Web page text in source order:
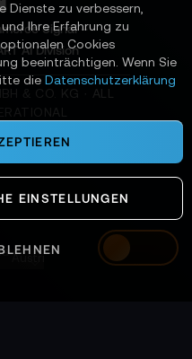
Austria
Signal –
AI Division
& CO. KG · ALL
Dienste zu verbessern,
Ihre Erfahrung zu
Cookies
beeinträchtigen. Wenn Sie
die Datenschutzerklärung
EINSTELLUNGEN